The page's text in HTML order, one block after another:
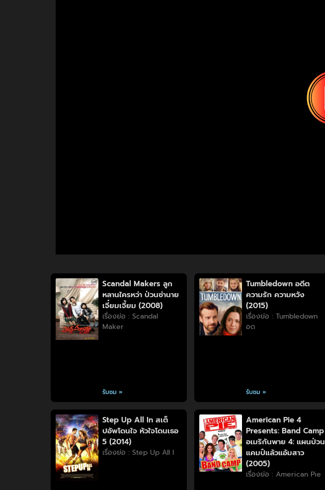
Scandal Makers ลูก
หลานใครหว่า ป่วนซ่านาย
เจี๋ยมเจี้ยม (2008)
เรื่องย่อ : Scandal
Maker
รับชม »
Tumbledown อดีต
ความรัก ความหวัง
(2015)
เรื่องย่อ : Tumbledown
อด
รับชม »
Step Up All In สเต็
ปอัพโดนใจ หัวใจโดนเธอ
5 (2014)
เรื่องย่อ : Step Up All I
American Pie 4
Presents: Band Camp
อเมริกันพาย 4: แผนป่วน
แคมป์แล้วแอ้มสาว
(2005)
เรื่องย่อ : American Pie